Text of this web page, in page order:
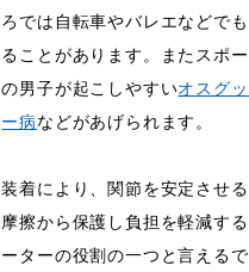
ろでは自転車やバレエなどで
ることがあります。またスポ
の男子が起こしやすいオスグ
ー病などがあげられます。
装着により、関節を安定させ
摩擦から保護し負担を軽減す
ーターの役割の一つと言える